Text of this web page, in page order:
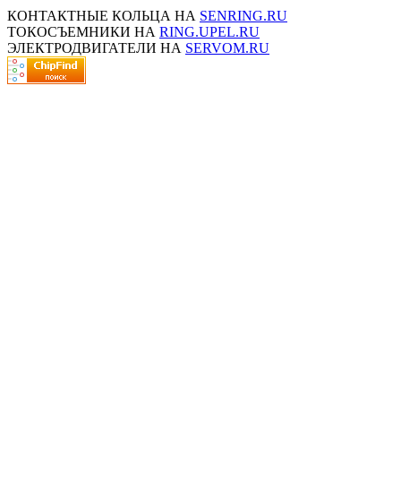
КОНТАКТНЫЕ КОЛЬЦА НА SENRING.RU
ТОКОСЪЕМНИКИ НА RING.UPEL.RU
ЭЛЕКТРОДВИГАТЕЛИ НА SERVOM.RU